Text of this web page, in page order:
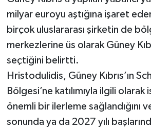
milyar euroyu aştığına işaret
birçok uluslararası şirketin de
merkezlerine üs olarak Güney
seçtiğini belirtti.
Hristodulidis, Güney Kıbrıs’ın
Bölgesi’ne katılımıyla ilgili
önemli bir ilerleme sağlandığını
sonunda ya da 2027 yılı